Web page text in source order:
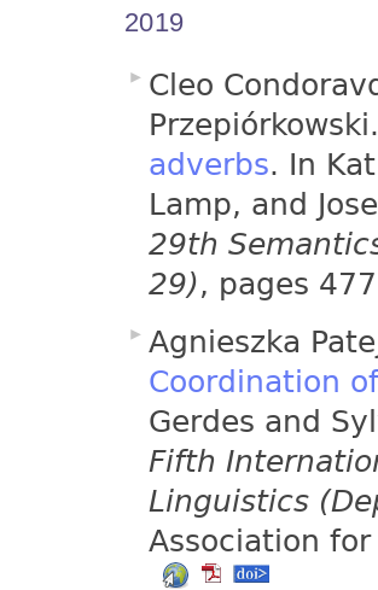
2019
Cleo
adverbs. In
Lamp, and
29th
29), pages
Agnieszka
Coordination
Gerdes and
Fifth
Linguistics
Association